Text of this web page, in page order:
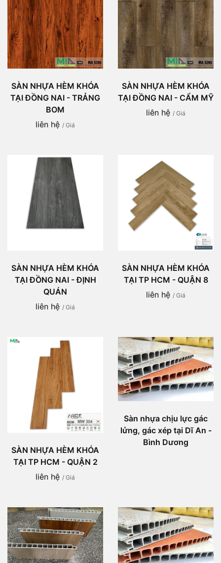
SÀN NHỰA HÈM KHÓA
TẠI ĐỒNG NAI - TRẢNG
BOM
liên hệ / Giá
SÀN NHỰA HÈM KHÓA
TẠI ĐỒNG NAI - CẨM MỸ
liên hệ / Giá
SÀN NHỰA HÈM KHÓA
TẠI ĐỒNG NAI - ĐỊNH
QUÁN
liên hệ / Giá
SÀN NHỰA HÈM KHÓA
TẠI TP HCM - QUẬN 8
liên hệ / Giá
SÀN NHỰA HÈM KHÓA
TẠI TP HCM - QUẬN 2
liên hệ / Giá
Sàn nhựa chịu lực gác
lửng, gác xép tại Dĩ An -
Bình Dương